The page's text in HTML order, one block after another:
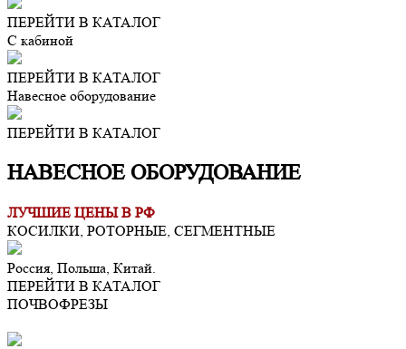
ПЕРЕЙТИ В КАТАЛОГ
С кабиной
ПЕРЕЙТИ В КАТАЛОГ
Навесное оборудование
ПЕРЕЙТИ В КАТАЛОГ
НАВЕСНОЕ ОБОРУДОВАНИЕ
ЛУЧШИЕ ЦЕНЫ В РФ
КОСИЛКИ, РОТОРНЫЕ, СЕГМЕНТНЫЕ
Россия, Польша, Китай.
ПЕРЕЙТИ В КАТАЛОГ
ПОЧВОФРЕЗЫ